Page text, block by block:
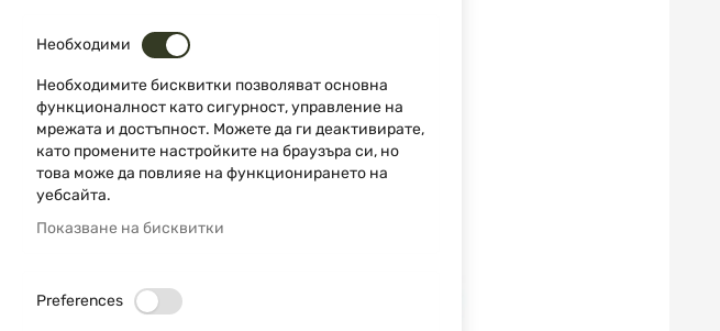
галерията
изображенията
Необходими
Необходимите бисквитки позволяват основна
функционалност като сигурност, управление на
мрежата и достъпност. Можете да ги деактивирате,
като промените настройките на браузъра си, но
това може да повлияе на функционирането на
уебсайта.
Показване на бисквитки
Preferences